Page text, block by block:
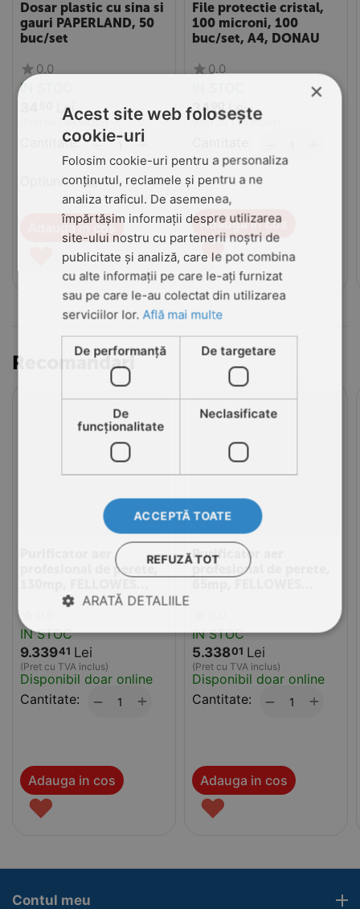
Dosar plastic cu sina si
gauri PAPERLAND, 50
buc/set
0.0
IN STOC
Lei
(Pret cu TVA inclus)
Cantitate: +
−
Optiuni:
Adauga in cos
File protectie cristal,
100 microni, 100
buc/set, A4, DONAU
0.0
34
Lei
(Pret cu TVA inclus)
Adauga in cos
♥
Recomandari
profesional de perete,
Aeramax Pro AM IV
PureView
IN STOC
9.33941 Lei
(Pret cu TVA inclus)
Disponibil doar online
Cantitate:
+
−
Adauga in cos
♥
Purificator aer
profesional de perete,
IN STOC
5.33801 Lei
(Pret cu TVA inclus)
Disponibil doar online
Cantitate:
+
−
Adauga in cos
♥
Contul meu
×
Acest site web folosește
cookie-uri
Folosim cookie-uri pentru a personaliza
conținutul, reclamele și pentru a ne
analiza traficul. De asemenea,
împărtășim informații despre utilizarea
site-ului nostru cu partenerii noștri de
publicitate și analiză, care le pot combina
cu alte informații pe care le-ați furnizat
sau pe care le-au colectat din utilizarea
serviciilor lor.Află mai multe
De performanță De targetare
De
funcţionalitate
Neclasificate
ACCEPTĂ TOATE
REFUZĂ TOT
ARATĂ DETALIILE